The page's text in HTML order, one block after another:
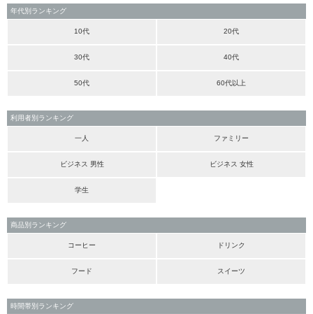
年代別ランキング
10代 20代
30代 40代
50代 60代以上
利用者別ランキング
一人 ファミリー
ビジネス 男性 ビジネス 女性
学生
商品別ランキング
コーヒー ドリンク
フード スイーツ
時間帯別ランキング